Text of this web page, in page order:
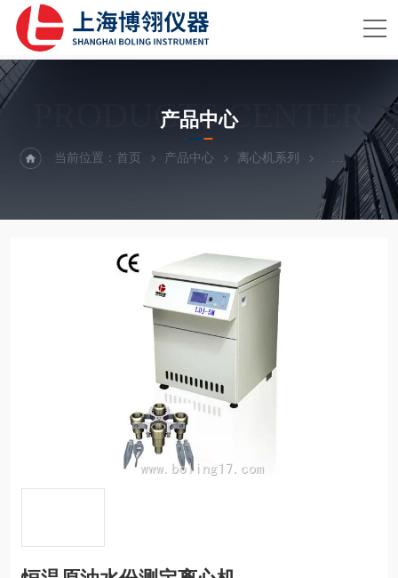
PRODUCTS CENTER
产品中心
当前位置：首页 产品中心 离心机系列 专用离心机